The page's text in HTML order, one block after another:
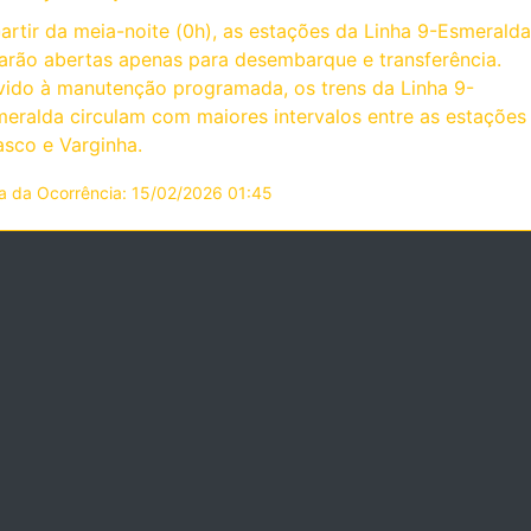
da meia-noite (0h), as estações da Linha 9-Esmeralda
abertas apenas para desembarque e transferência.
à manutenção programada, os trens da Linha 9-
circulam com maiores intervalos entre as estações
e Varginha.
da Ocorrência: 15/02/2026 01:45